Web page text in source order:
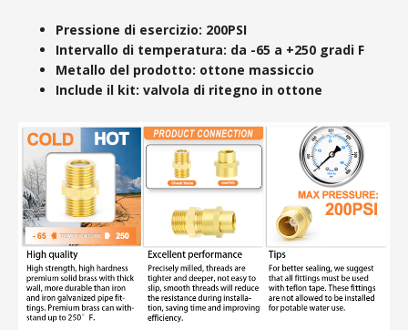
Pressione di esercizio: 200PSI
Intervallo di temperatura: da -65 a +250 gradi F
Metallo del prodotto: ottone massiccio
Include il kit: valvola di ritegno in ottone